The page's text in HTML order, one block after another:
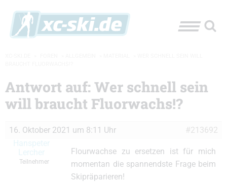
Antwort auf: Wer schnell sein
will braucht Fluorwachs!?
16. Oktober 2021 um 8:11 Uhr
#213692
Hanspeter
Lercher
Teilnehmer
Flourwachse zu ersetzen ist für mich
momentan die spannendste Frage beim
Skipräparieren!